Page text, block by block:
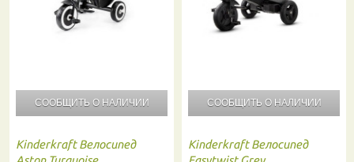
СООБЩИТЬ О НАЛИЧИИ
Kinderkraft Велосипед
СООБЩИТЬ О НАЛИЧИИ
Kinderkraft Велосипед